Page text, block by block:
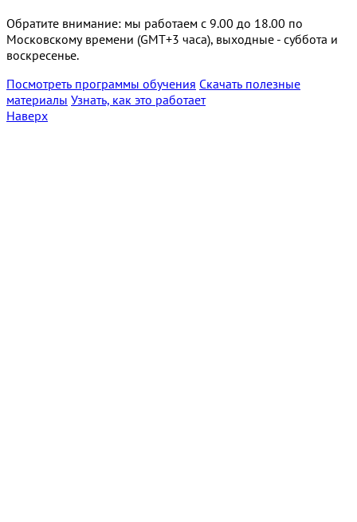
Обратите внимание: мы работаем с 9.00 до 18.00 по
Московскому времени (GMT+3 часа), выходные - суббота и
воскресенье.
Посмотреть программы обучения Скачать полезные
материалы Узнать, как это работает
Наверх